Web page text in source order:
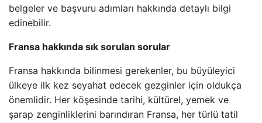
belgeler ve başvuru adımları hakkında detaylı bilgi
edinebilir.
Fransa hakkında sık sorulan sorular
Fransa hakkında bilinmesi gerekenler, bu büyüleyici
ülkeye ilk kez seyahat edecek gezginler için oldukça
önemlidir. Her köşesinde tarihi, kültürel, yemek ve
şarap zenginliklerini barındıran Fransa, her türlü tatil